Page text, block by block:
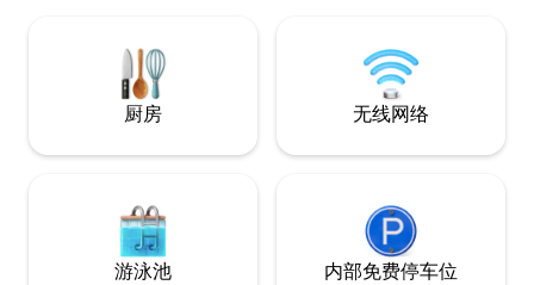
to slow down, completely surrounded by
厨房 无线网络
游泳池 内部免费停车位